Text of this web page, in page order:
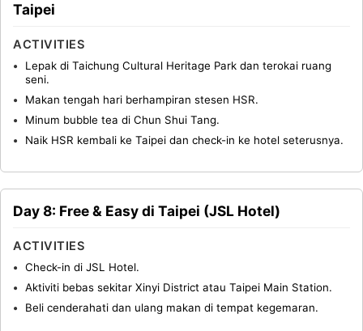
Taipei
ACTIVITIES
Lepak di Taichung Cultural Heritage Park dan terokai ruang
seni.
Makan tengah hari berhampiran stesen HSR.
Minum bubble tea di Chun Shui Tang.
Naik HSR kembali ke Taipei dan check-in ke hotel seterusnya.
Day 8: Free & Easy di Taipei (JSL Hotel)
ACTIVITIES
Check-in di JSL Hotel.
Aktiviti bebas sekitar Xinyi District atau Taipei Main Station.
Beli cenderahati dan ulang makan di tempat kegemaran.